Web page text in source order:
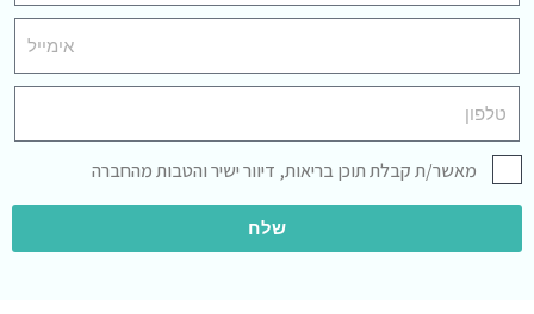
מאשר/ת קבלת תוכן בריאות, דיוור ישיר והטבות מהחברה
שלח